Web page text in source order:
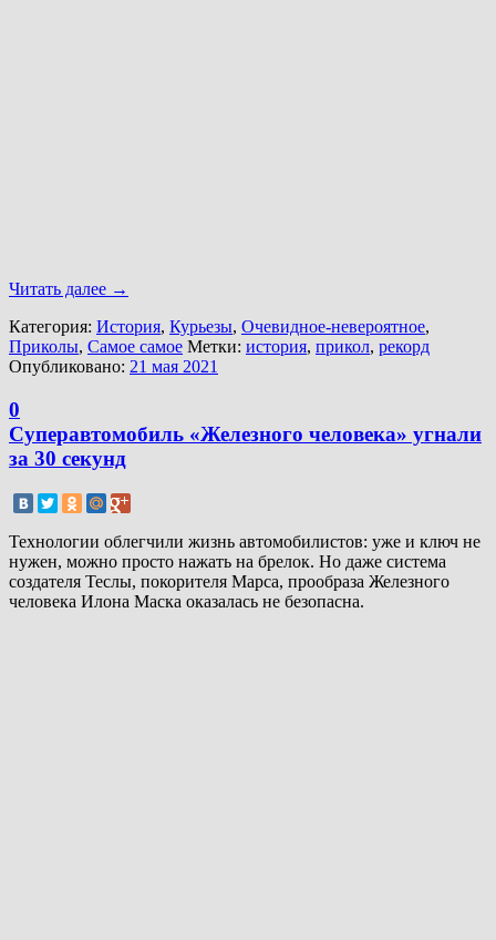
Читать далее →
Категория: История, Курьезы, Очевидное-невероятное,
Приколы, Самое самое Метки: история, прикол, рекорд
Опубликовано: 21 мая 2021
0
Суперавтомобиль «Железного человека» угнали
за 30 секунд
Технологии облегчили жизнь автомобилистов: уже и ключ не
нужен, можно просто нажать на брелок. Но даже система
создателя Теслы, покорителя Марса, прообраза Железного
человека Илона Маска оказалась не безопасна.